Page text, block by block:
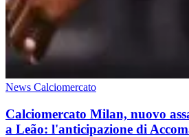
News Calciomercato
Calciomercato Milan, nuovo
a Leão: l'anticipazione di